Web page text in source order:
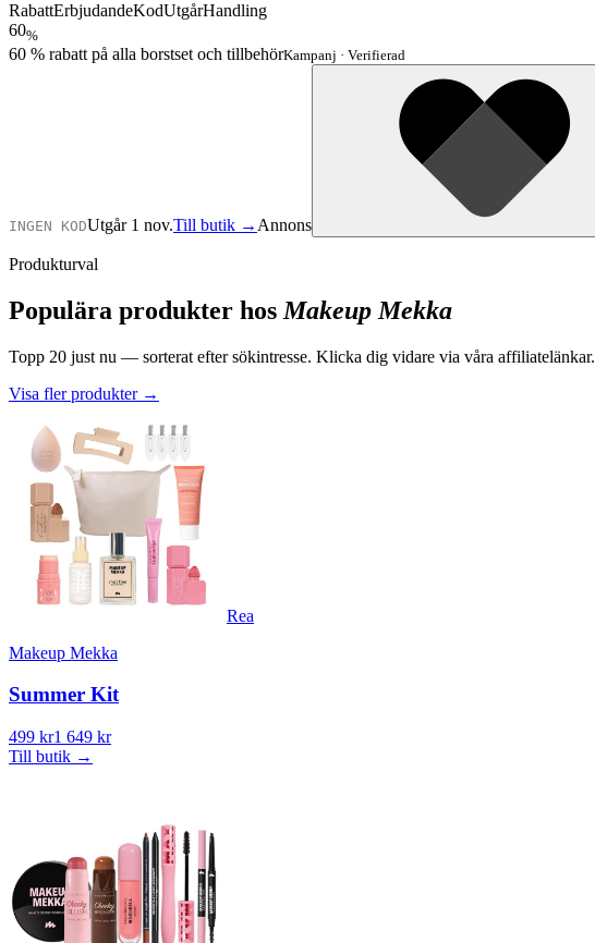
RabattErbjudandeKodUtgårHandling
60%
60 % rabatt på alla borstset och tillbehörKampanj · Verifierad
INGEN KODUtgår 1 nov.Till butik → Annons
Produkturval
Populära produkter hos Makeup Mekka
Topp 20 just nu — sorterat efter sökintresse. Klicka dig vidare via våra affiliatelänkar.
Visa fler produkter →
Rea
Makeup Mekka
Summer Kit
499 kr1 649 kr
Till butik →